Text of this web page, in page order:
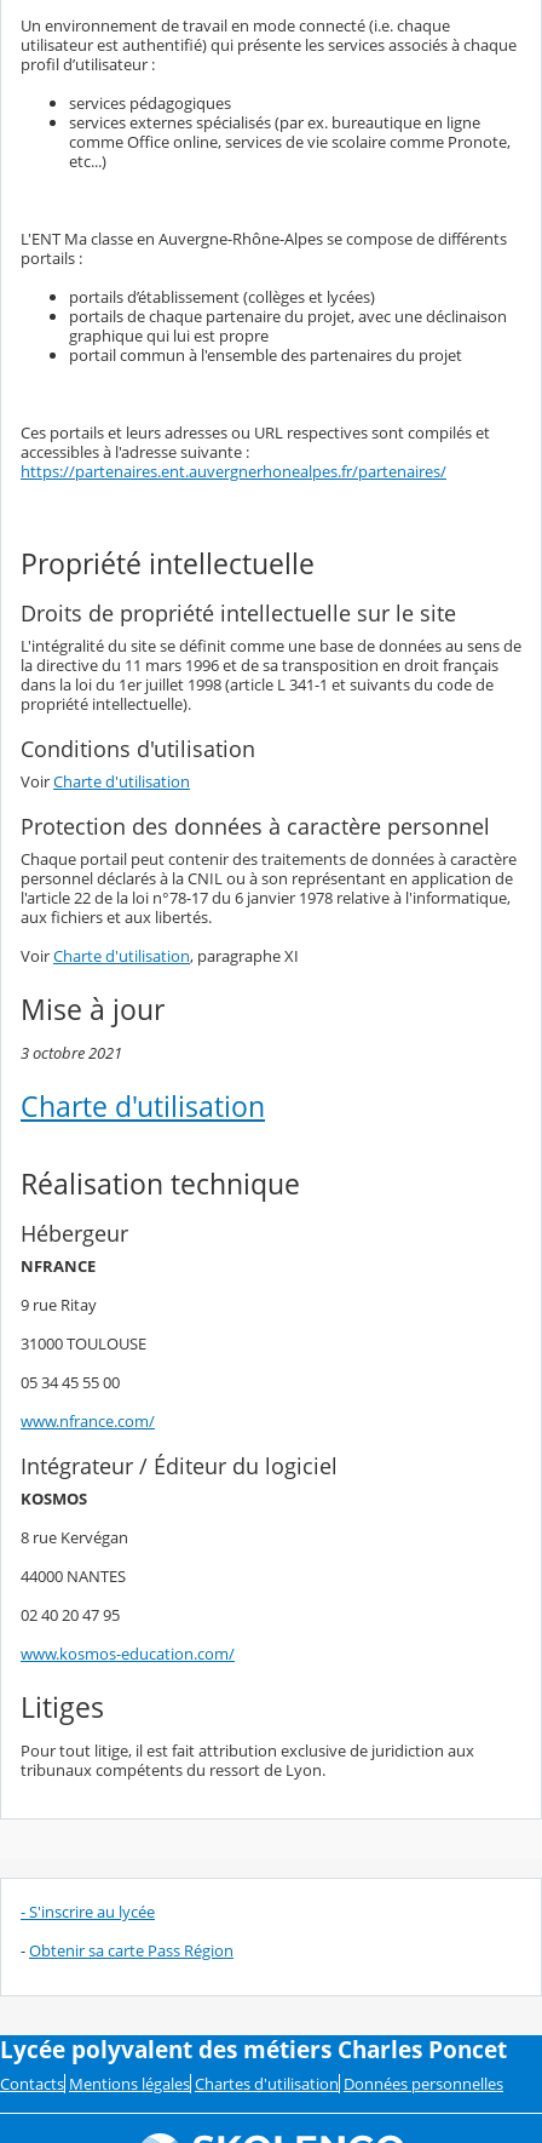
Un environnement de travail en mode connecté (i.e. chaque
utilisateur est authentifié) qui présente les services associés à chaque
profil d’utilisateur :
services pédagogiques
services externes spécialisés (par ex. bureautique en ligne
comme Office online, services de vie scolaire comme Pronote,
etc...)
L'ENT Ma classe en Auvergne-Rhône-Alpes se compose de différents
portails :
portails d’établissement (collèges et lycées)
portails de chaque partenaire du projet, avec une déclinaison
graphique qui lui est propre
portail commun à l'ensemble des partenaires du projet
Ces portails et leurs adresses ou URL respectives sont compilés et
accessibles à l'adresse suivante :
https://partenaires.ent.auvergnerhonealpes.fr/partenaires/
Propriété intellectuelle
Droits de propriété intellectuelle sur le site
L'intégralité du site se définit comme une base de données au sens de
la directive du 11 mars 1996 et de sa transposition en droit français
dans la loi du 1er juillet 1998 (article L 341-1 et suivants du code de
propriété intellectuelle).
Conditions d'utilisation
VoirCharte d'utilisation
Protection des données à caractère personnel
Chaque portail peut contenir des traitements de données à caractère
personnel déclarés à la CNIL ou à son représentant en application de
l'article 22 de la loi n°78-17 du 6 janvier 1978 relative à l'informatique,
aux fichiers et aux libertés.
VoirCharte d'utilisation, paragraphe XI
Mise à jour
3 octobre 2021
Charte d'utilisation
Réalisation technique
Hébergeur
NFRANCE
9 rue Ritay
31000 TOULOUSE
05 34 45 55 00
www.nfrance.com/
Intégrateur / Éditeur du logiciel
KOSMOS
8 rue Kervégan
44000 NANTES
02 40 20 47 95
www.kosmos-education.com/
Litiges
Pour tout litige, il est fait attribution exclusive de juridiction aux
tribunaux compétents du ressort de Lyon.
- S'inscrire au lycée
-Obtenir sa carte Pass Région
Lycée polyvalent des métiers Charles Poncet
Contacts Mentions légales Chartes d'utilisation Données personnelles